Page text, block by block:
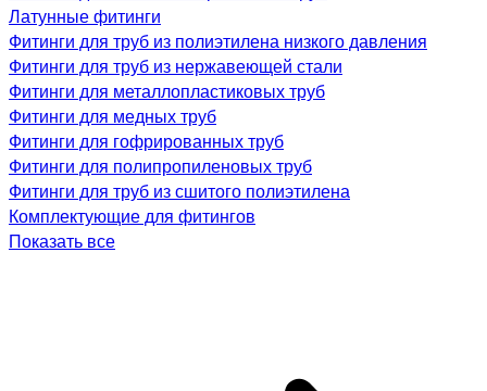
Латунные фитинги
Фитинги для труб из полиэтилена низкого давления
Фитинги для труб из нержавеющей стали
Фитинги для металлопластиковых труб
Фитинги для медных труб
Фитинги для гофрированных труб
Фитинги для полипропиленовых труб
Фитинги для труб из сшитого полиэтилена
Комплектующие для фитингов
Показать все